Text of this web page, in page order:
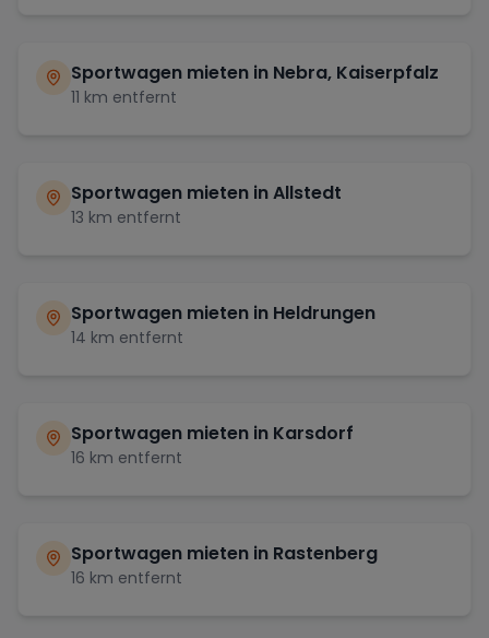
Sportwagen mieten in Nebra, Kaiserpfalz
11 km entfernt
Sportwagen mieten inAllstedt
13 km entfernt
Sportwagen mieten in Heldrungen
14 km entfernt
Sportwagen mieten in Karsdorf
16 km entfernt
Sportwagen mieten in Rastenberg
16 km entfernt